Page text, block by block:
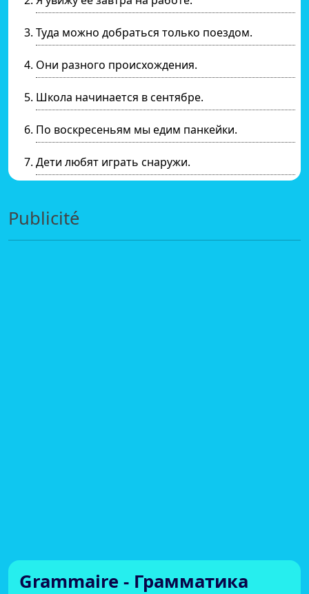
Туда можно добраться только поездом.
Они разного происхождения.
Школа начинается в сентябре.
По воскресеньям мы едим панкейки.
Дети любят играть снаружи.
Publicité
Grammaire - Грамматика